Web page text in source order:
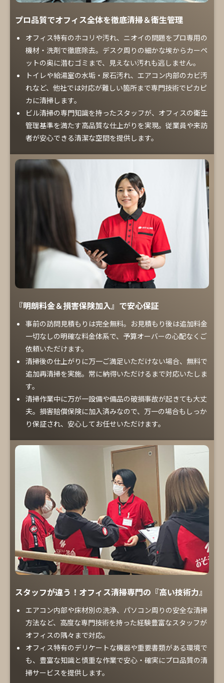
プロ品質でオフィス全体を徹底清掃＆衛生管理
オフィス特有のホコリや汚れ、ニオイの問題をプロ専用の
機材・洗剤で徹底除去。デスク周りの細かな埃からカーペ
ットの奥に潜むゴミまで、見えない汚れも逃しません。
トイレや給湯室の水垢・尿石汚れ、エアコン内部のカビ汚
れなど、他社では対応が難しい箇所まで専門技術でピカピ
カに清掃します。
ビル清掃の専門知識を持ったスタッフが、オフィスの衛生
管理基準を満たす高品質な仕上がりを実現。従業員や来訪
者が安心できる清潔な空間を提供します。
『明朗料金＆損害保険加入』で安心保証
事前の訪問見積もりは完全無料。お見積もり後は追加料金
一切なしの明確な料金体系で、予算オーバーの心配なくご
依頼いただけます。
清掃後の仕上がりに万一ご満足いただけない場合、無料で
追加再清掃を実施。常に納得いただけるまで対応いたしま
す。
清掃作業中に万が一設備や備品の破損事故が起きても大丈
夫。損害賠償保険に加入済みなので、万一の場合もしっか
り保証され、安心してお任せいただけます。
スタッフが違う！オフィス清掃専門の『高い技術力』
エアコン内部や床材別の洗浄、パソコン周りの安全な清掃
方法など、高度な専門技術を持った経験豊富なスタッフが
オフィスの隅々まで対応。
オフィス特有のデリケートな機器や重要書類がある環境で
も、豊富な知識と慎重な作業で安心・確実にプロ品質の清
掃サービスを提供します。